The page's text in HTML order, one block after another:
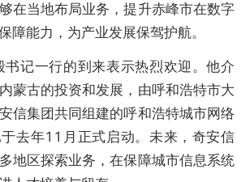
在当地布局业务，提升赤峰市在数字
障能力，为产业发展保驾护航。
记一行的到来表示热烈欢迎。他介
蒙古的投资和发展，由呼和浩特市大
信集团共同组建的呼和浩特城市网络
去年11月正式启动。未来，奇安信
地区探索业务，在保障城市信息系统